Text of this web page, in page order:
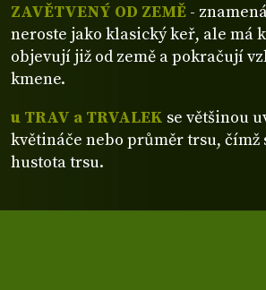
ZAVĚTVENÝ OD ZEMĚ -
neroste jako klasický keř, ale má
objevují již od země a pokračují
kmene.
u TRAV a TRVALEK se většinou
květináče nebo průměr trsu, čímž
hustota trsu.